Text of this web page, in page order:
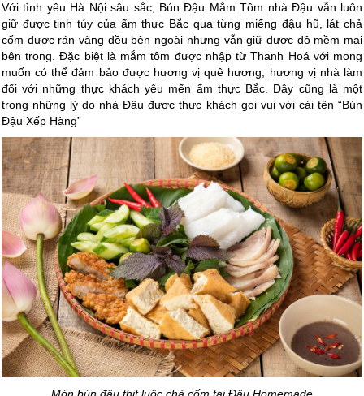
Với tình yêu Hà Nội sâu sắc, Bún Đậu Mắm Tôm nhà Đậu vẫn luôn
giữ được tinh túy của ẩm thực Bắc qua từng miếng đậu hũ, lát chả
cốm được rán vàng đều bên ngoài nhưng vẫn giữ được độ mềm mại
bên trong. Đặc biệt là mắm tôm được nhập từ Thanh Hoá với mong
muốn có thể đảm bảo được hương vị quê hương, hương vị nhà làm
đối với những thực khách yêu mến ẩm thực Bắc. Đây cũng là một
trong những lý do nhà Đậu được thực khách gọi vui với cái tên “Bún
Đậu Xếp Hàng”